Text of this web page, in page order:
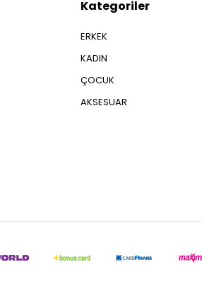
Kategoriler
ERKEK
KADIN
ÇOCUK
AKSESUAR